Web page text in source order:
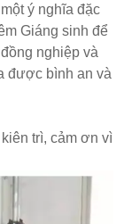
ý nghĩa đặc
Giáng sinh để
nghiệp và
được bình an và
trì, cảm ơn vì